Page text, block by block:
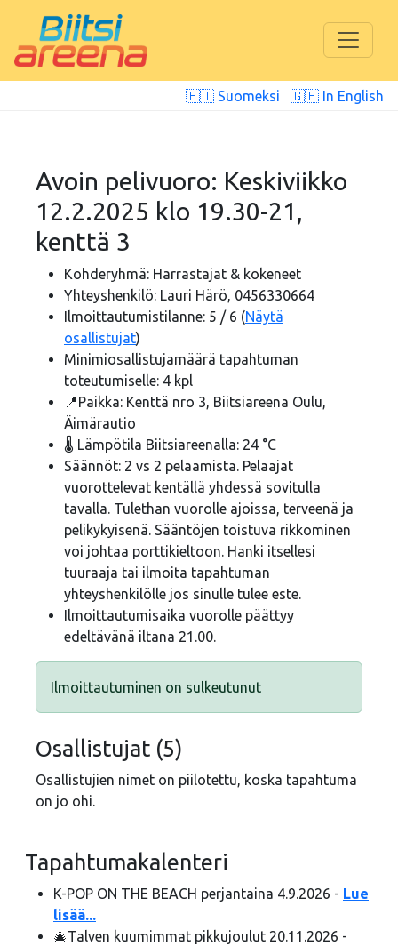
🇫🇮 Suomeksi 🇬🇧 In English
Avoin pelivuoro: Keskiviikko
12.2.2025 klo 19.30-21,
kenttä 3
Kohderyhmä: Harrastajat & kokeneet
Yhteyshenkilö: Lauri Härö, 0456330664
Ilmoittautumistilanne: 5 / 6 (Näytä
osallistujat)
Minimiosallistujamäärä tapahtuman
toteutumiselle: 4 kpl
📍Paikka: Kenttä nro 3, Biitsiareena Oulu,
Äimärautio
🌡️ Lämpötila Biitsiareenalla: 24 °C
Säännöt: 2 vs 2 pelaamista. Pelaajat
vuorottelevat kentällä yhdessä sovitulla
tavalla. Tulethan vuorolle ajoissa, terveenä ja
pelikykyisenä. Sääntöjen toistuva rikkominen
voi johtaa porttikieltoon. Hanki itsellesi
tuuraaja tai ilmoita tapahtuman
yhteyshenkilölle jos sinulle tulee este.
Ilmoittautumisaika vuorolle päättyy
edeltävänä iltana 21.00.
Ilmoittautuminen on sulkeutunut
Osallistujat (5)
Osallistujien nimet on piilotettu, koska tapahtuma
on jo ohi.
Tapahtumakalenteri
K-POP ON THE BEACH perjantaina 4.9.2026 - Lue
lisää...
🎄Talven kuumimmat pikkujoulut 20.11.2026 -